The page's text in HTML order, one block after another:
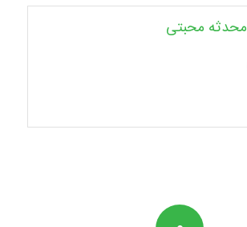
محدثه محبتی